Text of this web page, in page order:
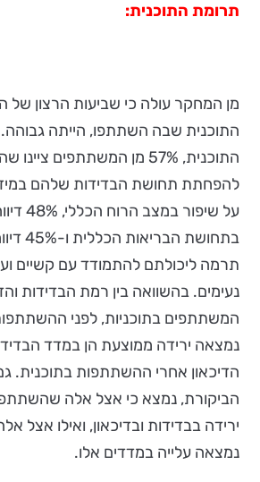
תרומת התוכנית:
מן המחקר עולה כי שביעות הרצון של
התוכנית שבה השתתפו, הייתה
התוכנית, 57% מן המשתתפים
על שיפור
בתחושת
תרמה ליכולתם להתמודד עם קשיים
נעימים. בהשוואה בין רמת הבדידות
המשתתפים בתוכניות, לפני
נמצאה ירידה ממוצעת הן במדד
הדיכאון אחרי ההשתתפות בתוכנית.
הביקורת, נמצא כי אצל אלה שהשתתפו
ירידה בבדידות ובדיכאון, ואילו אצל
נמצאה עלייה במדדים אלו.